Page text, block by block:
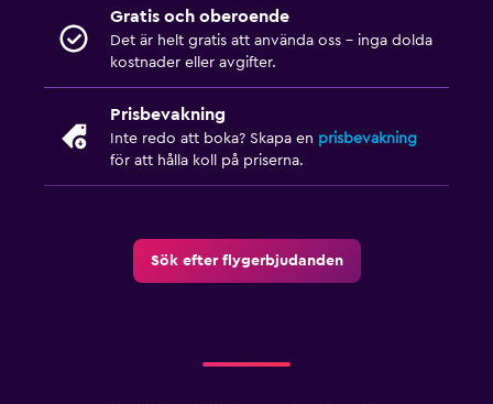
Gratis och oberoende
Det är helt gratis att använda oss – inga dolda
kostnader eller avgifter.
Prisbevakning
Inte redo att boka? Skapa en prisbevakning
för att hålla koll på priserna.
Sök efter flygerbjudanden